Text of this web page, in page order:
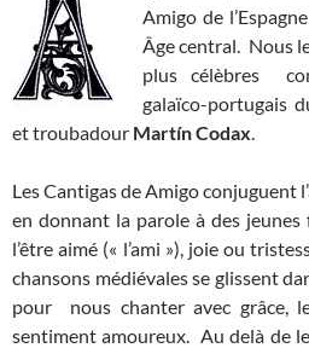
Amigo de
Âge central. Nous
plus célèbres
galaïco-portugais
et troubadour Martín Codax.
Les Cantigas de Amigo conjuguent
en donnant la parole à des
l’être aimé (« l’ami »), joie ou
chansons médiévales se glissent
pour nous chanter avec grâce,
sentiment amoureux. Au delà de